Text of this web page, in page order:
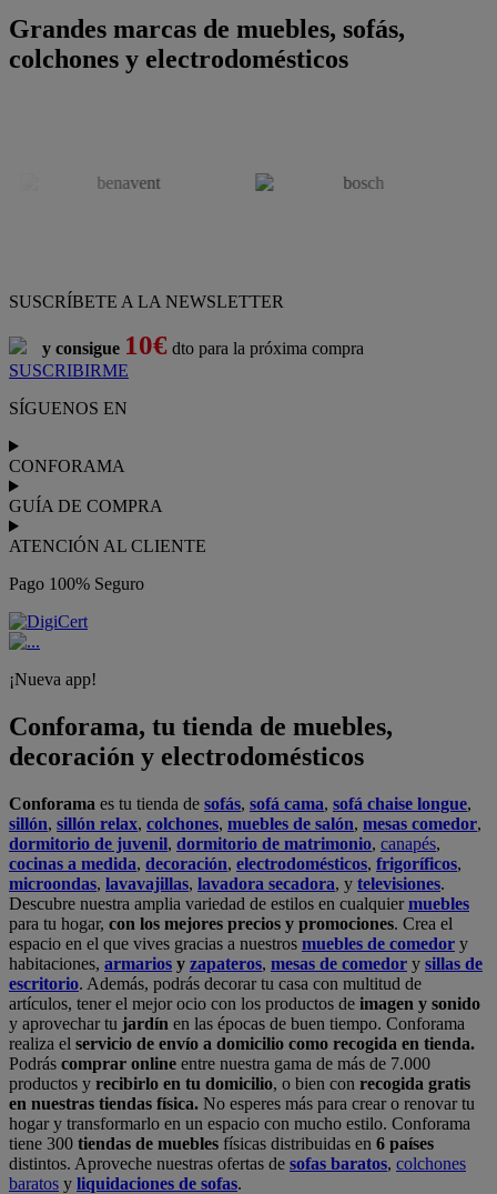
Grandes marcas de muebles, sofás,
colchones y electrodomésticos
SUSCRÍBETE A LA NEWSLETTER
y consigue 10€ dto para la próxima compra
SUSCRIBIRME
SÍGUENOS EN
CONFORAMA
GUÍA DE COMPRA
ATENCIÓN AL CLIENTE
Pago 100% Seguro
¡Nueva app!
Conforama, tu tienda de muebles,
decoración y electrodomésticos
Conforama es tu tienda de sofás, sofá cama, sofá chaise longue,
sillón, sillón relax, colchones, muebles de salón, mesas comedor,
dormitorio de juvenil, dormitorio de matrimonio, canapés,
cocinas a medida, decoración, electrodomésticos, frigoríficos,
microondas, lavavajillas, lavadora secadora, y televisiones.
Descubre nuestra amplia variedad de estilos en cualquiermuebles
para tu hogar, con los mejores precios y promociones. Crea el
espacio en el que vives gracias a nuestros muebles de comedor y
habitaciones, armarios y zapateros, mesas de comedor y sillas de
escritorio. Además, podrás decorar tu casa con multitud de
artículos, tener el mejor ocio con los productos de imagen y sonido
y aprovechar tu jardín en las épocas de buen tiempo. Conforama
realiza el servicio de envío a domicilio como recogida en tienda.
Podrás comprar online entre nuestra gama de más de 7.000
productos y recibirlo en tu domicilio, o bien con recogida gratis
en nuestras tiendas física. No esperes más para crear o renovar tu
hogar y transformarlo en un espacio con mucho estilo. Conforama
tiene 300 tiendas de muebles físicas distribuidas en 6 países
distintos. Aproveche nuestras ofertas de sofas baratos, colchones
baratos y liquidaciones de sofas.